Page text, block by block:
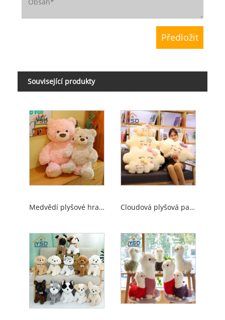
Související produkty
Medvědí plyšové hračky Cloudová plyšová panenka